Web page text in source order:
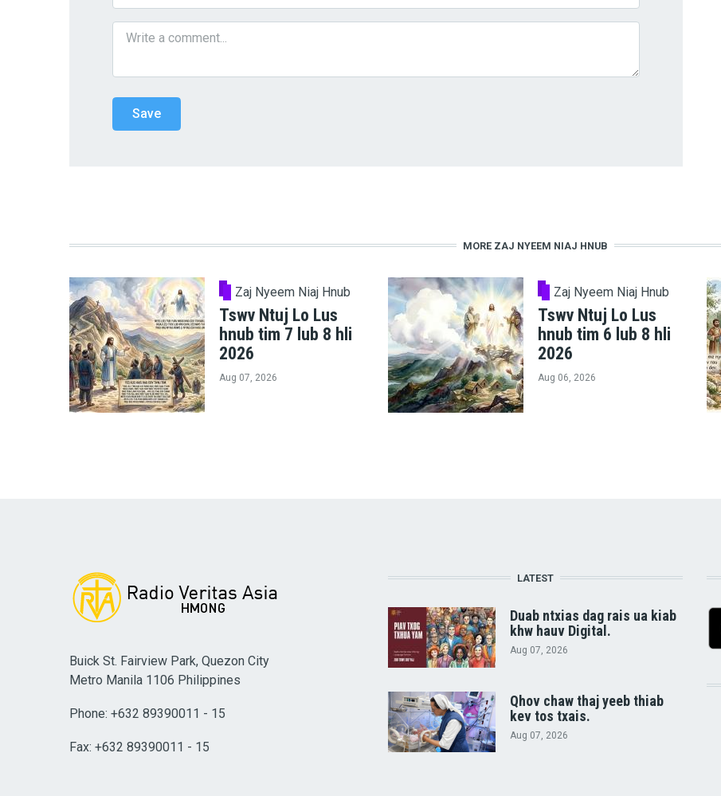
MORE ZAJ NYEEM NIAJ HNUB
Zaj Nyeem Niaj Hnub
Tswv Ntuj Lo Lus
hnub tim 7 lub 8 hli
2026
Aug 07, 2026
Zaj Nyeem Niaj Hnub
Tswv Ntuj Lo Lus
hnub tim 6 lub 8 hli
2026
Aug 06, 2026
Buick St. Fairview Park, Quezon City
Metro Manila 1106 Philippines
Phone: +632 89390011 - 15
Fax: +632 89390011 - 15
LATEST
Duab ntxias dag rais ua kiab
khw hauv Digital.
Aug 07, 2026
Qhov chaw thaj yeeb thiab
kev tos txais.
Aug 07, 2026